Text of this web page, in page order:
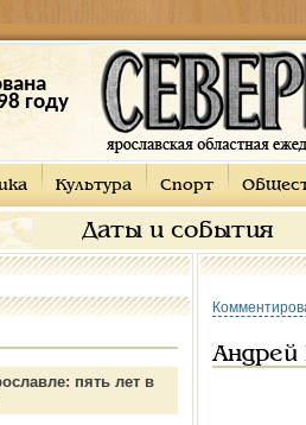
году
Культура Спорт
Даты и события
пять лет в
Андрей